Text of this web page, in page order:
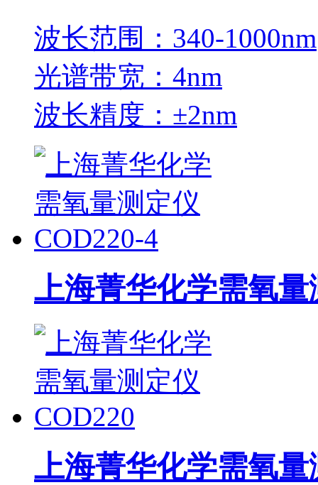
波长范围：340-1000nm
光谱带宽：4nm
波长精度：±2nm
上海菁华化学需氧量
上海菁华化学需氧量